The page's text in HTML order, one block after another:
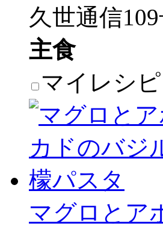
久世通信
主食
マイレシ
マグロとア